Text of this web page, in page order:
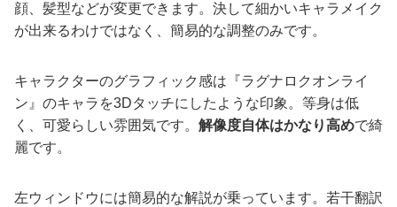
顔、髪型などが変更できます。決して細かいキャラメイク
が出来るわけではなく、簡易的な調整のみです。
キャラクターのグラフィック感は『ラグナロクオンライ
ン』のキャラを3Dタッチにしたような印象。等身は低
く、可愛らしい雰囲気です。 解像度自体はかなり高めで綺
麗です。
左ウィンドウには簡易的な解説が乗っています。若干翻訳